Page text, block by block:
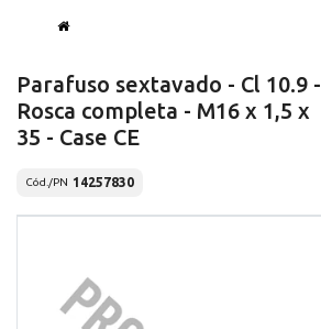
Parafuso sextavado - Cl 10.9 -
Rosca completa - M16 x 1,5 x
35 - Case CE
Cód./PN 14257830